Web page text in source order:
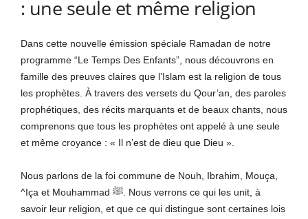
: une seule et même religion
Dans cette nouvelle émission spéciale Ramadan de notre
programme “Le Temps Des Enfants”, nous découvrons en
famille des preuves claires que l’Islam est la religion de tous
les prophètes. À travers des versets du Qour’an, des paroles
prophétiques, des récits marquants et de beaux chants, nous
comprenons que tous les prophètes ont appelé à une seule
et même croyance : « Il n’est de dieu que Dieu ».
Nous parlons de la foi commune de Nouh, Ibrahim, Mouça,
^Iça et Mouhammad ﷺ. Nous verrons ce qui les unit, à
savoir leur religion, et que ce qui distingue sont certaines lois